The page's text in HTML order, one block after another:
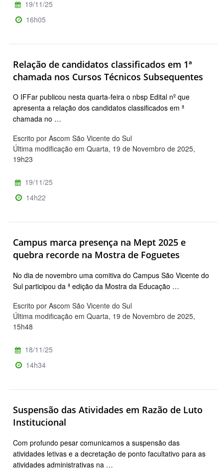
19/11/25
16h05
Relação de candidatos classificados em 1ª
chamada nos Cursos Técnicos Subsequentes
O IFFar publicou nesta quarta-feira o nbsp Edital nº que
apresenta a relação dos candidatos classificados em ª
chamada no …
Escrito por Ascom São Vicente do Sul
Última modificação em Quarta, 19 de Novembro de 2025,
19h23
19/11/25
14h22
Campus marca presença na Mept 2025 e
quebra recorde na Mostra de Foguetes
No dia de novembro uma comitiva do Campus São Vicente do
Sul participou da ª edição da Mostra da Educação …
Escrito por Ascom São Vicente do Sul
Última modificação em Quarta, 19 de Novembro de 2025,
15h48
18/11/25
14h34
Suspensão das Atividades em Razão de Luto
Institucional
Com profundo pesar comunicamos a suspensão das
atividades letivas e a decretação de ponto facultativo para as
atividades administrativas na …